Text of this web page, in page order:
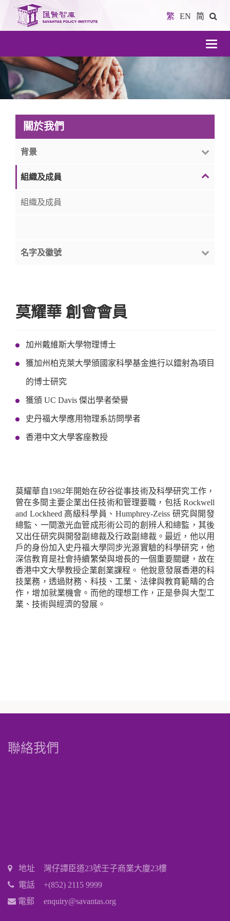
繁 EN 简
導
航
關於我們
背景
組織及成員
組織及成員
名字及徽號
莫耀華 創會會員
加州戴維斯大學物理博士
獲加州柏克萊大學頒國家科學基金進行以鐳射為項目
的博士研究
獲頒 UC Davis 傑出學者榮譽
史丹福大學應用物理系訪問學者
香港中文大學客座教授
莫耀華自1982年開始在矽谷從事技術及科學研究工作，
曾在多間主要企業出任技術和管理要職，包括 Rockwell
and Lockheed 高級科學員、Humphrey-Zeiss 研究與開發
總監、一間激光血管成形術公司的創辨人和總監，其後
又出任研究與開發副總裁及行政副總裁。最近，他以用
戶的身份加入史丹福大學同步光源實驗的科學研究，他
深信教育是社會持續繁榮與增長的一個重要關鍵，故在
香港中文大學教授企業創業課程。 他銳意發展香港的科
技業務，透過財務、科技、工業、法律與教育範疇的合
作，增加就業機會。而他的理想工作，正是參與大型工
業、技術與經濟的發展。
聯絡我們
地址
灣仔譚臣道23號壬子商業大廈23樓
電話
+(852) 2115 9999
電郵
enquiry@savantas.org